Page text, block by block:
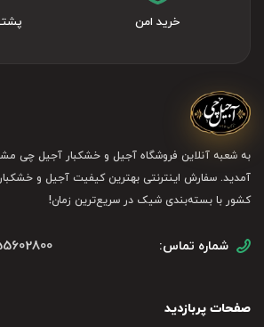
خرید امن
آمدید. سفارش اینترنتی بهترین کیفیت آجیل و خشکبار
کشور با بسته‌بندی شیک در سریع‌ترین زمان!
شماره تماس:
صفحات پربازدید